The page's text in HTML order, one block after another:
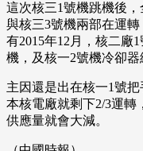
這次核三1號機跳機後
與核三3號機兩部在運
有2015年12月，核二廠
機，及核一2號機冷卻器
主因還是出在核一1號
本核電廠就剩下2/3運轉
供應量就會大減。